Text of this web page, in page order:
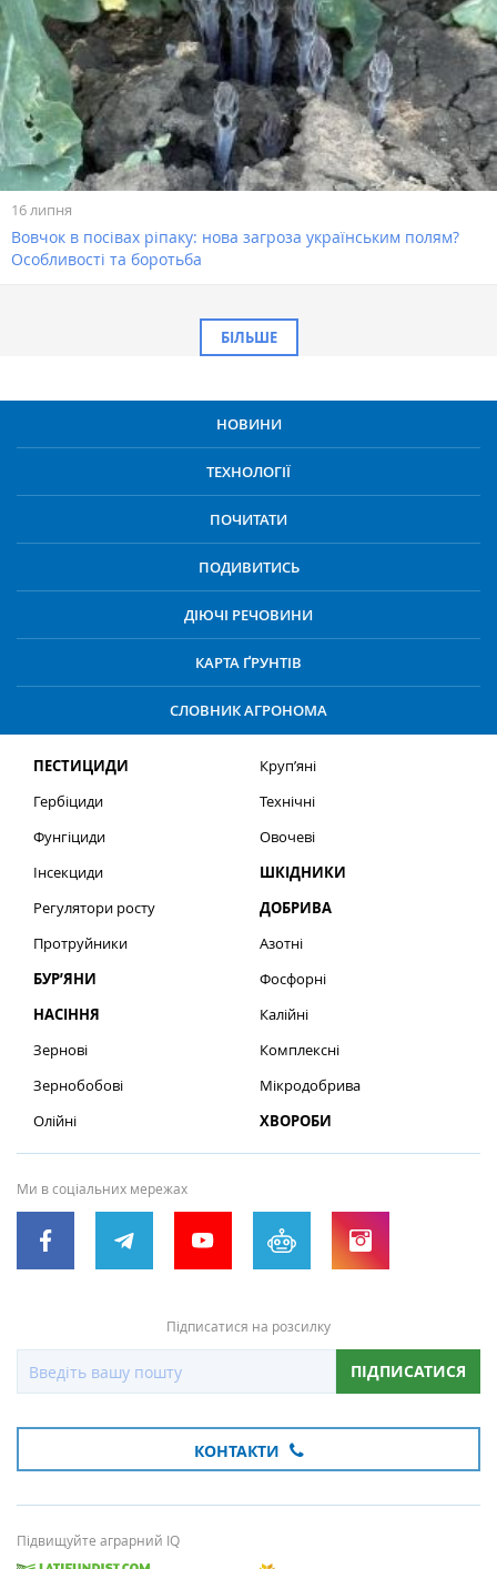
16 липня
Вовчок в посівах ріпаку: нова загроза українським полям?
Особливості та боротьба
БІЛЬШЕ
НОВИНИ
ТЕХНОЛОГІЇ
ПОЧИТАТИ
ПОДИВИТИСЬ
ДІЮЧІ РЕЧОВИНИ
КАРТА ҐРУНТІВ
СЛОВНИК АГРОНОМА
ПЕСТИЦИДИ
Гербіциди
Фунгіциди
Інсекциди
Регулятори росту
Протруйники
БУР’ЯНИ
НАСІННЯ
Зернові
Зернобобові
Олійні
Круп’яні
Технічні
Овочеві
ШКІДНИКИ
ДОБРИВА
Азотні
Фосфорні
Калійні
Комплексні
Мікродобрива
ХВОРОБИ
Ми в соціальних мережах
Підписатися на розсилку
ПІДПИСАТИСЯ
КОНТАКТИ
Підвищуйте аграрний IQ